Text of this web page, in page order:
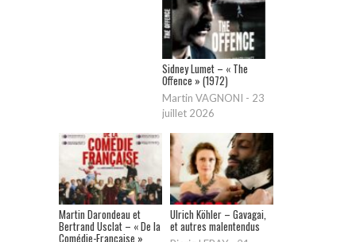
Sidney Lumet – « The
Offence » (1972)
Martin VAGNONI - 23
juillet 2026
Martin Darondeau et
Bertrand Usclat – « De la
Comédie-Française »
Ulrich Köhler – Gavagai,
et autres malentendus